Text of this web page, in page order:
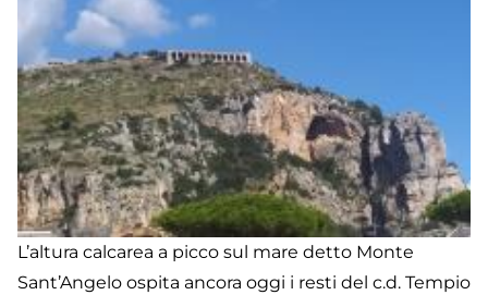
L’altura calcarea a picco sul mare detto Monte
Sant’Angelo ospita ancora oggi i resti del c.d. Tempio